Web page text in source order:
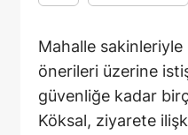
Mahalle
önerileri üzerine
güvenliğe kadar
Köksal, ziyarete